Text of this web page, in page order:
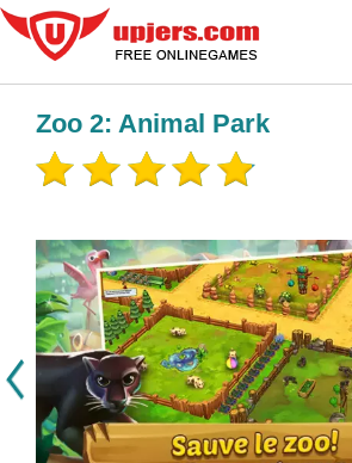
Zoo 2: Animal Park